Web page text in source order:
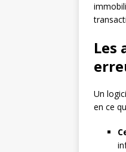
Les
Un
en ce